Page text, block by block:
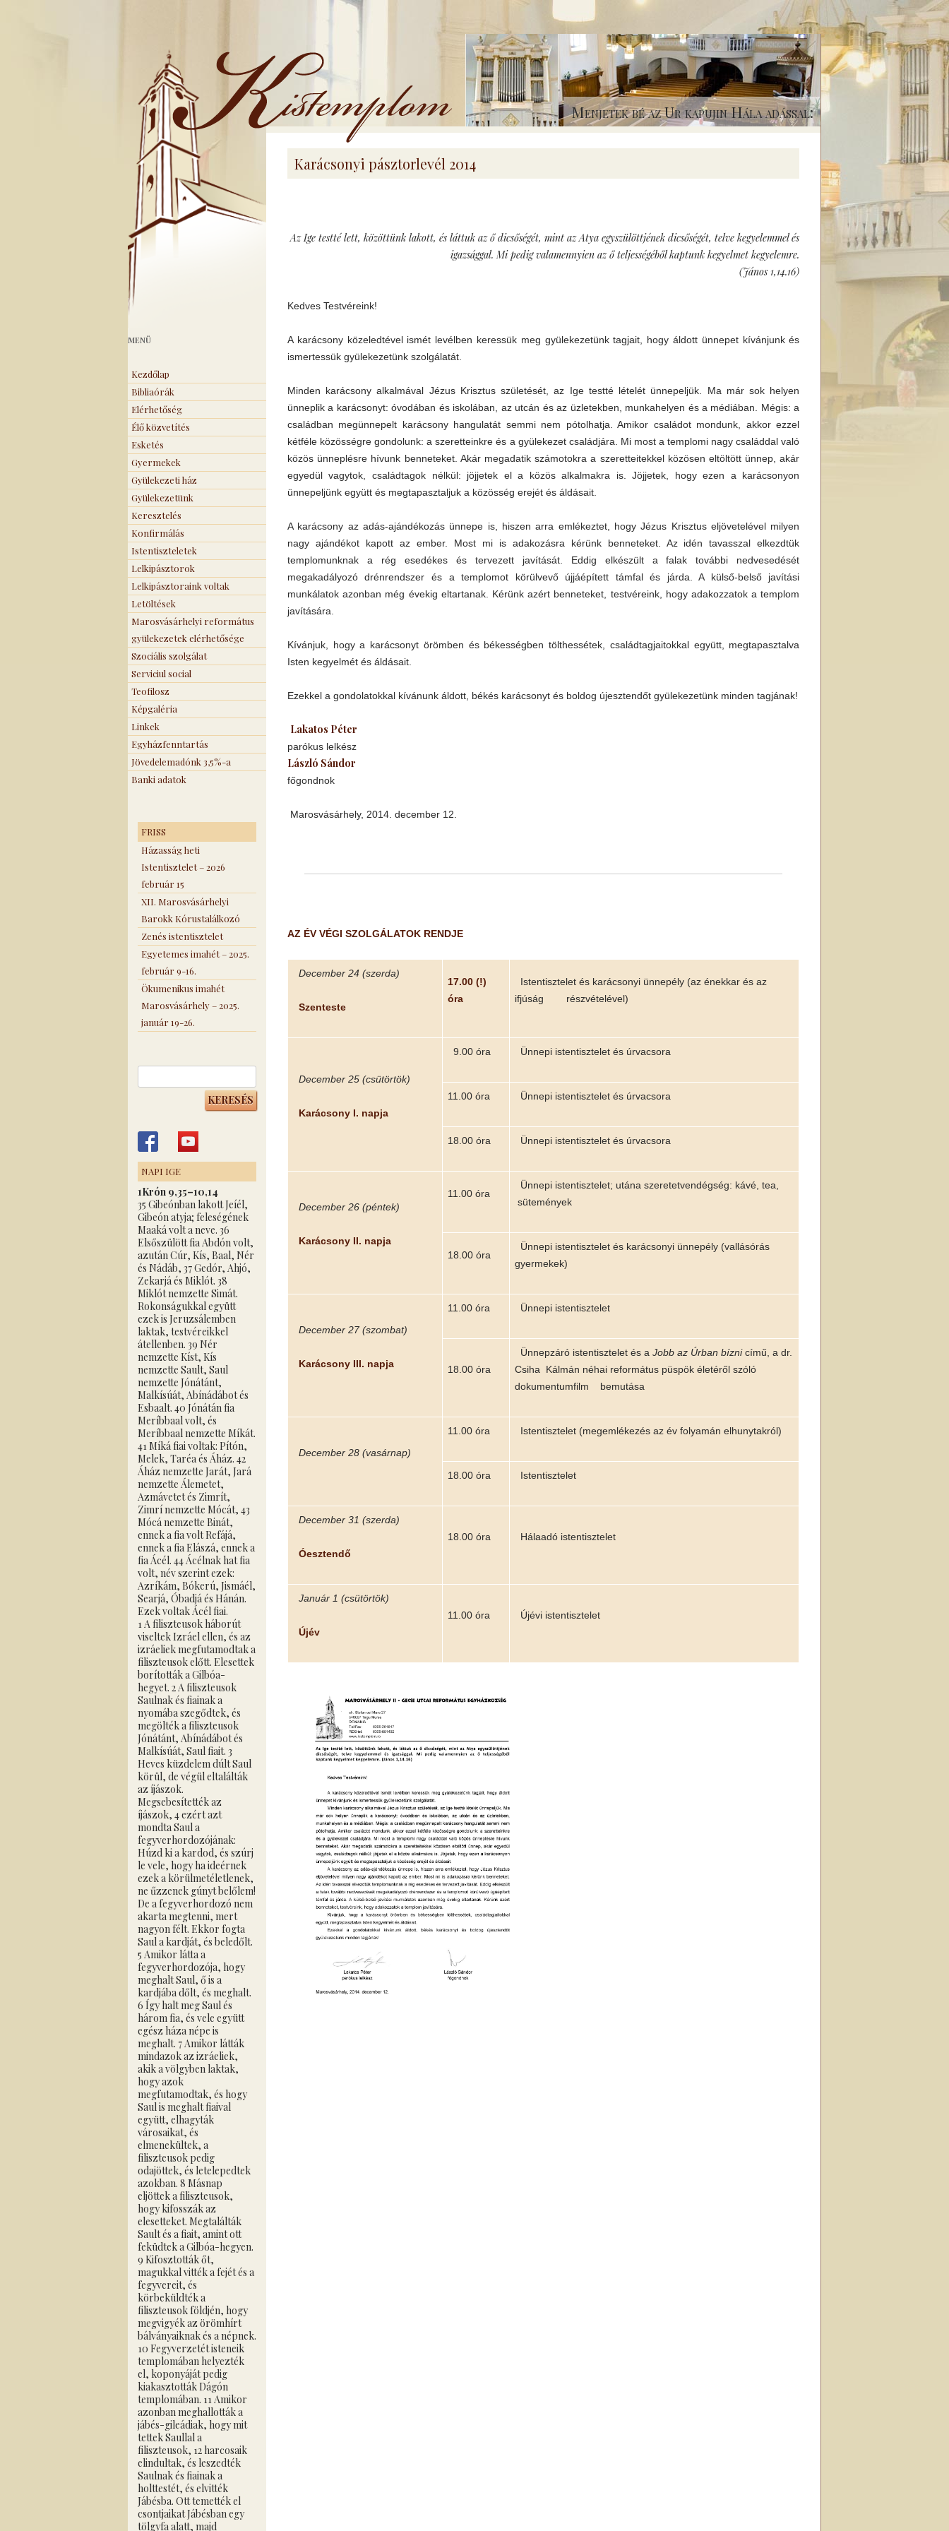
Kistemplom
Menjetek bé az Ur kapujin Hála adással:
MENÜ
Kezdőlap
Bibliaórák
Elérhetőség
Élő közvetítés
Esketés
Gyermekek
Gyülekezeti ház
Gyülekezetünk
Keresztelés
Konfirmálás
Istentiszteletek
Lelkipásztorok
Lelkipásztoraink voltak
Letöltések
Marosvásárhelyi református
gyülekezetek elérhetősége
Szociális szolgálat
Serviciul social
Teofilosz
Képgaléria
Linkek
Egyházfenntartás
Jövedelemadónk 3,5%-a
Banki adatok
FRISS
Házasság heti
Istentisztelet – 2026
február 15
XII. Marosvásárhelyi
Barokk Kórustalálkozó
Zenés istentisztelet
Egyetemes imahét – 2025.
február 9-16.
Ökumenikus imahét
Marosvásárhely – 2025.
január 19-26.
NAPI IGE
1Krón 9,35–10,14
35 Gibeónban lakott Jeíél,
Gibeón atyja; feleségének
Maaká volt a neve. 36
Elsőszülött fia Abdón volt,
azután Cúr, Kís, Baal, Nér
és Nádáb, 37 Gedór, Ahjó,
Zekarjá és Miklót. 38
Miklót nemzette Simát.
Rokonságukkal együtt
ezek is Jeruzsálemben
laktak, testvéreikkel
átellenben. 39 Nér
nemzette Kíst, Kís
nemzette Sault, Saul
nemzette Jónátánt,
Malkísúát, Abínádábot és
Esbaalt. 40 Jónátán fia
Meríbbaal volt, és
Meríbbaal nemzette Míkát.
41 Míká fiai voltak: Pítón,
Melek, Taréa és Áház. 42
Áház nemzette Jarát, Jará
nemzette Álemetet,
Azmávetet és Zimrít,
Zimrí nemzette Mócát, 43
Mócá nemzette Binát,
ennek a fia volt Refájá,
ennek a fia Elászá, ennek a
fia Ácél. 44 Ácélnak hat fia
volt, név szerint ezek:
Azríkám, Bókerú, Jismáél,
Searjá, Óbadjá és Hánán.
Ezek voltak Ácél fiai.
1 A filiszteusok háborút
viseltek Izráel ellen, és az
izráeliek megfutamodtak a
filiszteusok előtt. Elesettek
borították a Gilbóa-
hegyet. 2 A filiszteusok
Saulnak és fiainak a
nyomába szegődtek, és
megölték a filiszteusok
Jónátánt, Abínádábot és
Malkísúát, Saul fiait. 3
Heves küzdelem dúlt Saul
körül, de végül eltalálták
az íjászok.
Megsebesítették az
íjászok, 4 ezért azt
mondta Saul a
fegyverhordozójának:
Húzd ki a kardod, és szúrj
le vele, hogy ha ideérnek
ezek a körülmetéletlenek,
ne űzzenek gúnyt belőlem!
De a fegyverhordozó nem
akarta megtenni, mert
nagyon félt. Ekkor fogta
Saul a kardját, és beledőlt.
5 Amikor látta a
fegyverhordozója, hogy
meghalt Saul, ő is a
kardjába dőlt, és meghalt.
6 Így halt meg Saul és
három fia, és vele együtt
egész háza népe is
meghalt. 7 Amikor látták
mindazok az izráeliek,
akik a völgyben laktak,
hogy azok
megfutamodtak, és hogy
Saul is meghalt fiaival
együtt, elhagyták
városaikat, és
elmenekültek, a
filiszteusok pedig
odajöttek, és letelepedtek
azokban. 8 Másnap
eljöttek a filiszteusok,
hogy kifosszák az
elesetteket. Megtalálták
Sault és a fiait, amint ott
feküdtek a Gilbóa-hegyen.
9 Kifosztották őt,
magukkal vitték a fejét és a
fegyvereit, és
körbeküldték a
filiszteusok földjén, hogy
megvigyék az örömhírt
bálványaiknak és a népnek.
10 Fegyverzetét isteneik
templomában helyezték
el, koponyáját pedig
kiakasztották Dágón
templomában. 11 Amikor
azonban meghallották a
jábés-gileádiak, hogy mit
tettek Saullal a
filiszteusok, 12 harcosaik
elindultak, és leszedték
Saulnak és fiainak a
holttestét, és elvitték
Jábésba. Ott temették el
csontjaikat Jábésban egy
tölgyfa alatt, majd
Karácsonyi pásztorlevél 2014
Az Ige testté lett, közöttünk lakott, és láttuk az ő dicsőségét, mint az Atya egyszülöttjének dicsőségét, telve kegyelemmel és
igazsággal. Mi pedig valamennyien az ő teljességéből kaptunk kegyelmet kegyelemre.
(János 1,14.16)
Kedves Testvéreink!
A karácsony közeledtével ismét levélben keressük meg gyülekezetünk tagjait, hogy áldott ünnepet kívánjunk és
ismertessük gyülekezetünk szolgálatát.
Minden karácsony alkalmával Jézus Krisztus születését, az Ige testté lételét ünnepeljük. Ma már sok helyen
ünneplik a karácsonyt: óvodában és iskolában, az utcán és az üzletekben, munkahelyen és a médiában. Mégis: a
családban megünnepelt karácsony hangulatát semmi nem pótolhatja. Amikor családot mondunk, akkor ezzel
kétféle közösségre gondolunk: a szeretteinkre és a gyülekezet családjára. Mi most a templomi nagy családdal való
közös ünneplésre hívunk benneteket. Akár megadatik számotokra a szeretteitekkel közösen eltöltött ünnep, akár
egyedül vagytok, családtagok nélkül: jöjjetek el a közös alkalmakra is. Jöjjetek, hogy ezen a karácsonyon
ünnepeljünk együtt és megtapasztaljuk a közösség erejét és áldásait.
A karácsony az adás-ajándékozás ünnepe is, hiszen arra emlékeztet, hogy Jézus Krisztus eljövetelével milyen
nagy ajándékot kapott az ember. Most mi is adakozásra kérünk benneteket. Az idén tavasszal elkezdtük
templomunknak a rég esedékes és tervezett javítását. Eddig elkészült a falak további nedvesedését
megakadályozó drénrendszer és a templomot körülvevő újjáépített támfal és járda. A külső-belső javítási
munkálatok azonban még évekig eltartanak. Kérünk azért benneteket, testvéreink, hogy adakozzatok a templom
javítására.
Kívánjuk, hogy a karácsonyt örömben és békességben tölthessétek, családtagjaitokkal együtt, megtapasztalva
Isten kegyelmét és áldásait.
Ezekkel a gondolatokkal kívánunk áldott, békés karácsonyt és boldog újesztendőt gyülekezetünk minden tagjának!
Lakatos Péter
parókus lelkész
László Sándor
főgondnok
Marosvásárhely, 2014. december 12.
AZ ÉV VÉGI SZOLGÁLATOK RENDJE
December 24 (szerda)
Szenteste
17.00 (!)
óra
Istentisztelet és karácsonyi ünnepély (az énekkar és az
ifjúság részvételével)
December 25 (csütörtök)
Karácsony I. napja
9.00 óra Ünnepi istentisztelet és úrvacsora
11.00 óra Ünnepi istentisztelet és úrvacsora
18.00 óra Ünnepi istentisztelet és úrvacsora
December 26 (péntek)
Karácsony II. napja
11.00 óra
Ünnepi istentisztelet; utána szeretetvendégség: kávé, tea,
sütemények
18.00 óra
Ünnepi istentisztelet és karácsonyi ünnepély (vallásórás
gyermekek)
December 27 (szombat)
Karácsony III. napja
11.00 óra Ünnepi istentisztelet
18.00 óra
Ünnepzáró istentisztelet és a Jobb az Úrban bíznicímű, a dr.
Csiha Kálmán néhai református püspök életéről szóló
dokumentumfilm bemutása
December 28 (vasárnap)
11.00 óra Istentisztelet (megemlékezés az év folyamán elhunytakról)
18.00 óra Istentisztelet
December 31 (szerda)
Óesztendő
18.00 óra Hálaadó istentisztelet
Január 1 (csütörtök)
Újév
11.00 óra Újévi istentisztelet